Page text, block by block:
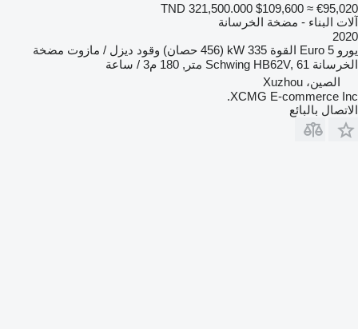
TND 321,500.000 $109,600 ≈ €95,020
آلات البناء - مضخة الخرسانة
2020
يورو Euro 5 القوة 335 kW (456 حصان) وقود ديزل / مازوت مضخة
الخرسانة Schwing HB62V, 61 متر, 180 م3 / ساعة
الصين، Xuzhou
XCMG E-commerce Inc.
الاتصال بالبائع